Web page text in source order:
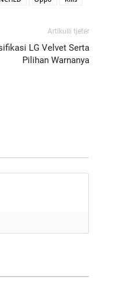
Artikulli tjetër
LG Velvet Serta
Pilihan Warnanya